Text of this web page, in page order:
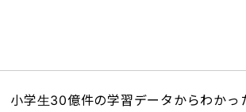
小学生30億件の学習データからわか